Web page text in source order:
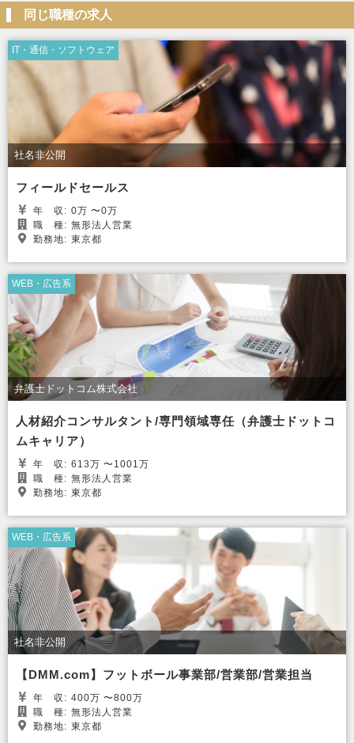
同じ職種の求人
IT・通信・ソフトウェア
社名非公開
フィールドセールス
年 収:
0万 〜0万
職 種: 無形法人営業
勤務地: 東京都
WEB・広告系
弁護士ドットコム株式会社
人材紹介コンサルタント/専門領域専任（弁護士ドットコ
ムキャリア）
年 収:
613万 〜1001万
職 種: 無形法人営業
勤務地: 東京都
WEB・広告系
社名非公開
【DMM.com】フットボール事業部/営業部/営業担当
年 収:
400万 〜800万
職 種: 無形法人営業
勤務地: 東京都